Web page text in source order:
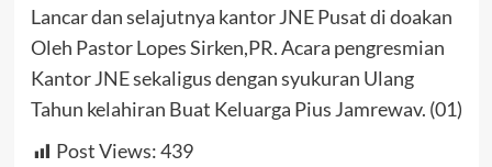
Lancar dan selajutnya kantor JNE Pusat di doakan
Oleh Pastor Lopes Sirken,PR. Acara pengresmian
Kantor JNE sekaligus dengan syukuran Ulang
Tahun kelahiran Buat Keluarga Pius Jamrewav. (01)
Post Views:439